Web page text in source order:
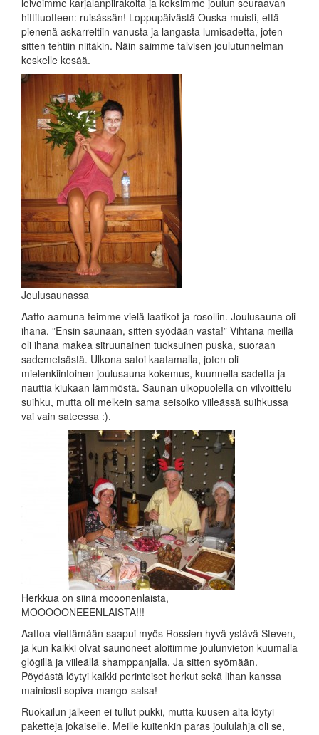
leivoimme karjalanpiirakoita ja keksimme joulun seuraavan
hittituotteen: ruisässän! Loppupäivästä Ouska muisti, että
pienenä askarreltiin vanusta ja langasta lumisadetta, joten
sitten tehtiin niitäkin. Näin saimme talvisen joulutunnelman
keskelle kesää.
Joulusaunassa
Aatto aamuna teimme vielä laatikot ja rosollin. Joulusauna oli
ihana. ”Ensin saunaan, sitten syödään vasta!” Vihtana meillä
oli ihana makea sitruunainen tuoksuinen puska, suoraan
sademetsästä. Ulkona satoi kaatamalla, joten oli
mielenkiintoinen joulusauna kokemus, kuunnella sadetta ja
nauttia kiukaan lämmöstä. Saunan ulkopuolella on vilvoittelu
suihku, mutta oli melkein sama seisoiko viileässä suihkussa
vai vain sateessa :).
Herkkua on siinä mooonenlaista,
MOOOOONEEENLAISTA!!!
Aattoa viettämään saapui myös Rossien hyvä ystävä Steven,
ja kun kaikki olvat saunoneet aloitimme joulunvieton kuumalla
glögillä ja viileällä shamppanjalla. Ja sitten syömään.
Pöydästä löytyi kaikki perinteiset herkut sekä lihan kanssa
mainiosti sopiva mango-salsa!
Ruokailun jälkeen ei tullut pukki, mutta kuusen alta löytyi
paketteja jokaiselle. Meille kuitenkin paras joululahja oli se,